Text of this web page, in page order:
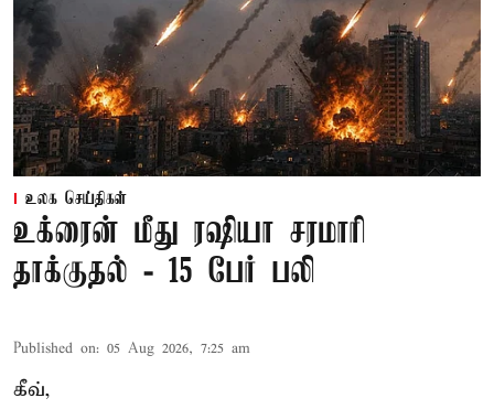
உலக செய்திகள்
உக்ரைன் மீது ரஷியா சரமாரி
தாக்குதல் - 15 பேர் பலி
Published on: 05 Aug 2026, 7:25 am
கீவ்,